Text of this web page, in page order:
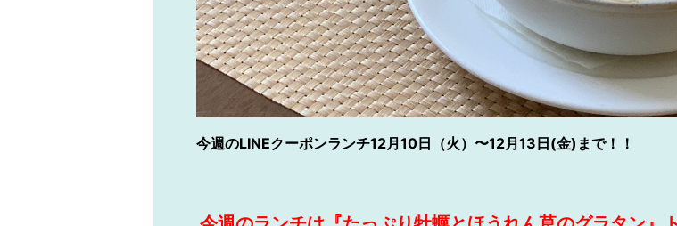
今週のLINEクーポンランチ12月10日（火）〜12月13日(金)まで！！